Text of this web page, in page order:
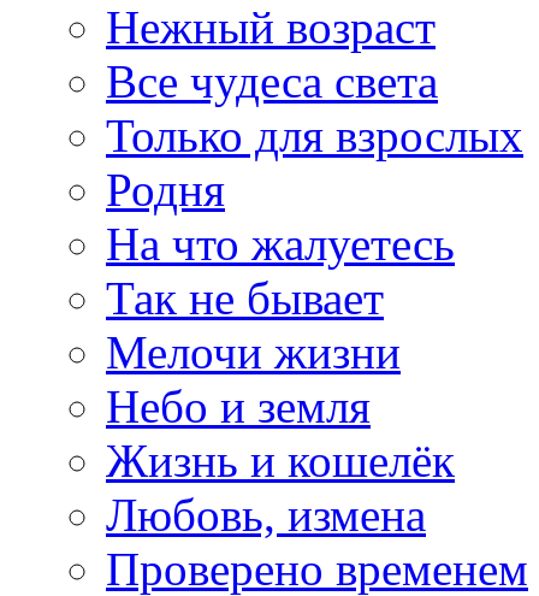
Нежный возраст
Все чудеса света
Только для взрослых
Родня
На что жалуетесь
Так не бывает
Мелочи жизни
Небо и земля
Жизнь и кошелёк
Любовь, измена
Проверено временем